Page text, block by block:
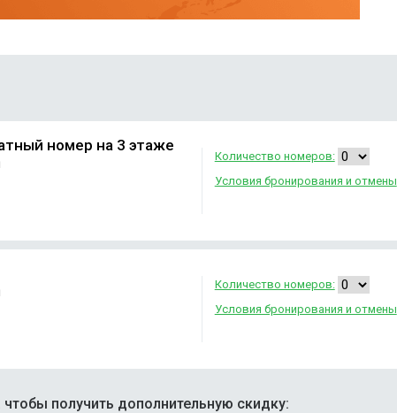
номер на 3 этаже
Количество номеров:
Условия бронирования и отмены
Количество номеров:
Условия бронирования и отмены
получить дополнительную скидку: